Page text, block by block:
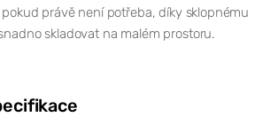
právě není potřeba, díky sklopnému
skladovat na malém prostoru.